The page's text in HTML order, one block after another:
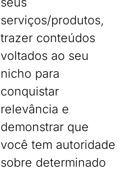
serviços/produtos,
trazer conteúdos
voltados ao seu
nicho para
conquistar
relevância e
demonstrar que
você tem autoridade
sobre determinado